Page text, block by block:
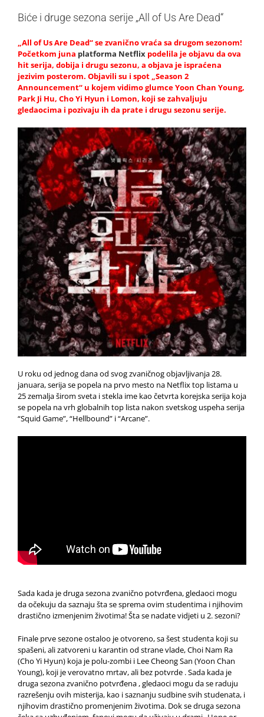
Biće i druge sezona serije „All of Us Are Dead“
„All of Us Are Dead“ se zvanično vraća sa drugom sezonom!
Početkom juna platforma Netflix podelila je objavu da ova
hit serija, dobija i drugu sezonu, a objava je ispraćena
jezivim posterom. Objavili su i spot „Season 2
Announcement“ u kojem vidimo glumce Yoon Chan Young,
Park Ji Hu, Cho Yi Hyun i Lomon, koji se zahvaljuju
gledaocima i pozivaju ih da prate i drugu sezonu serije.
U roku od jednog dana od svog zvaničnog objavljivanja 28.
januara, serija se popela na prvo mesto na Netflix top listama u
25 zemalja širom sveta i stekla ime kao četvrta korejska serija koja
se popela na vrh globalnih top lista nakon svetskog uspeha serija
“Squid Game”, “Hellbound” i “Arcane”.
Sada kada je druga sezona zvanično potvrđena, gledaoci mogu
da očekuju da saznaju šta se sprema ovim studentima i njihovim
drastično izmenjenim životima! Šta se nadate vidjeti u 2. sezoni?
Finale prve sezone ostaloo je otvoreno, sa šest studenta koji su
spašeni, ali zatvoreni u karantin od strane vlade, Choi Nam Ra
(Cho Yi Hyun) koja je polu-zombi i Lee Cheong San (Yoon Chan
Young), koji je verovatno mrtav, ali bez potvrde . Sada kada je
druga sezona zvanično potvrđena , gledaoci mogu da se raduju
razrešenju ovih misterija, kao i saznanju sudbine svih studenata, i
njihovim drastično promenjenim životima. Dok se druga sezona